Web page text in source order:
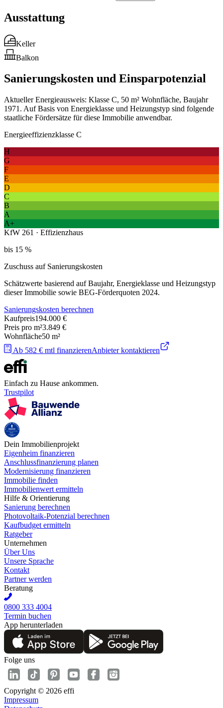
Ausstattung
Keller
Balkon
Sanierungskosten und Einsparpotenzial
Aktueller Energieausweis: Klasse C, 50 m² Wohnfläche, Baujahr
1971. Auf Basis von Energieklasse und Heizungstyp sind folgende
staatliche Fördersätze für diese Immobilie anwendbar.
Energieeffizienzklasse C
H
G
F
E
D
C
B
A
A+
KfW 261 · Effizienzhaus
bis 15 %
Zuschuss auf Sanierungskosten
Schätzwerte basierend auf Baujahr, Energieklasse und Heizungstyp
dieser Immobilie sowie BEG-Förderquoten 2024.
Sanierungskosten berechnen
Kaufpreis194.000 €
Preis pro m²3.849 €
Wohnfläche50 m²
Ab 582 € mtl finanzierenAnbieter kontaktieren
Einfach zu Hause ankommen.
Trustpilot
Dein Immobilienprojekt
Eigenheim finanzieren
Anschlussfinanzierung planen
Modernisierung finanzieren
Immobilie finden
Immobilienwert ermitteln
Hilfe & Orientierung
Sanierung berechnen
Photovoltaik-Potenzial berechnen
Kaufbudget ermitteln
Ratgeber
Unternehmen
Über Uns
Unsere Sprache
Kontakt
Partner werden
Beratung
0800 333 4004
Termin buchen
App herunterladen
Folge uns
Copyright © 2026 effi
Impressum